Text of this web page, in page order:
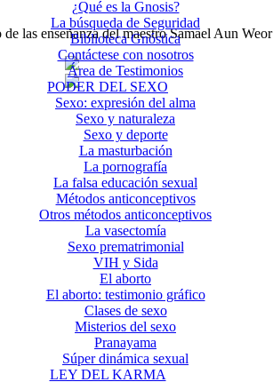
las enseñanza del maestro Samael Aun Weor
¿Qué es la Gnosis?
La búsqueda de Seguridad
Biblioteca Gnóstica
Contáctese con nosotros
Área de Testimonios
PODER DEL SEXO
Sexo: expresión del alma
Sexo y naturaleza
Sexo y deporte
La masturbación
La pornografía
La falsa educación sexual
Métodos anticonceptivos
Otros métodos anticonceptivos
La vasectomía
Sexo prematrimonial
VIH y Sida
El aborto
El aborto: testimonio gráfico
Clases de sexo
Misterios del sexo
Pranayama
Súper dinámica sexual
LEY DEL KARMA